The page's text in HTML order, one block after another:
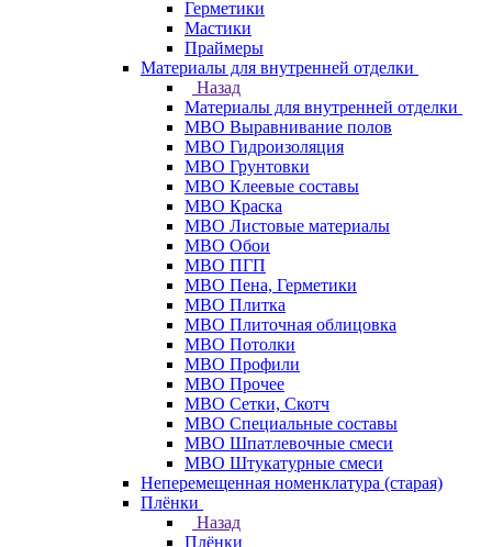
Герметики
Мастики
Праймеры
Материалы для внутренней отделки
Назад
Материалы для внутренней отделки
МВО Выравнивание полов
МВО Гидроизоляция
МВО Грунтовки
МВО Клеевые составы
МВО Краска
МВО Листовые материалы
МВО Обои
МВО ПГП
МВО Пена, Герметики
МВО Плитка
МВО Плиточная облицовка
МВО Потолки
МВО Профили
МВО Прочее
МВО Сетки, Скотч
МВО Специальные составы
МВО Шпатлевочные смеси
МВО Штукатурные смеси
Неперемещенная номенклатура (старая)
Плёнки
Назад
Плёнки